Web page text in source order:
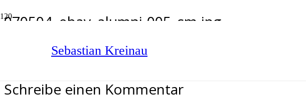
Sebastian Kreinau
070504_ebay_alumni-005_sm.jpg
070504_ebay_alumni-005_sm.jpg
Schreibe einen Kommentar